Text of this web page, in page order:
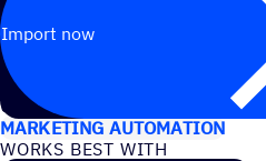
Import now
USE CASES
MARKETING AUTOMATION
WORKS BEST WITH